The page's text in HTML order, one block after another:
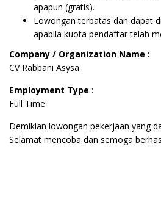
apapun (gratis).
Lowongan terbatas dan dapat
apabila kuota pendaftar telah
Company / Organization Name :
CV Rabbani Asysa
Employment Type :
Full Time
Demikian lowongan pekerjaan yang
Selamat mencoba dan semoga